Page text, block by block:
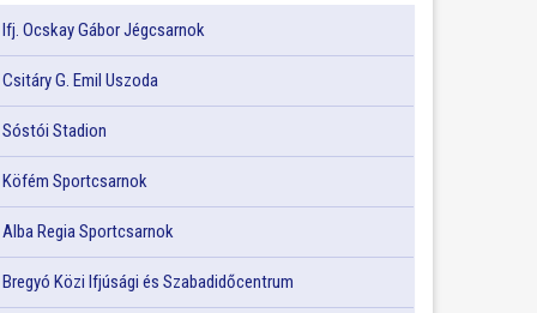
Ifj. Ocskay Gábor Jégcsarnok
Csitáry G. Emil Uszoda
Sóstói Stadion
Köfém Sportcsarnok
Alba Regia Sportcsarnok
Bregyó Közi Ifjúsági és Szabadidőcentrum